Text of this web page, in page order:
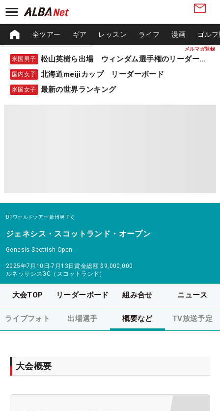
メルマガ登録
全ツアー ギア レッスン ライフ 漫画 ゴル
米国男子 松山英樹ら出場 ウィンダム選手権のリーダーボード
国内女子 北海道meijiカップ リーダーボード
米国女子 最新の世界ランキング
DPワールドツアー 欧州男子
ジェネシス・スコットランド・オープン
Genesis Scottish Open
2025年7月10日-7月13日賞金総額 $9,000,000
ルネッサンスGC（スコットランド）
大会TOP リーダーボード 組み合せ ニュース
ライブフォト 出場選手 概要など TV放送予定
大会概要